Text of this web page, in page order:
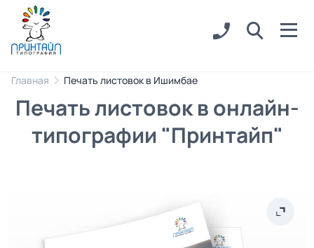
Главная Печать листовок в Ишимбае
Печать листовок в онлайн-
типографии "Принтайп"